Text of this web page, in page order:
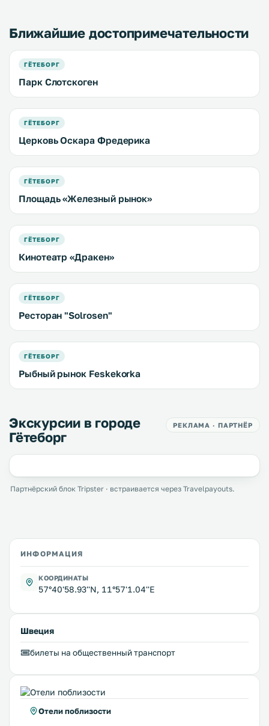
Ближайшие достопримечательности
ГЁТЕБОРГ
Парк Слотскоген
ГЁТЕБОРГ
Церковь Оскара Фредерика
ГЁТЕБОРГ
Площадь «Железный рынок»
ГЁТЕБОРГ
Кинотеатр «Дракен»
ГЁТЕБОРГ
Ресторан "Solrosen"
ГЁТЕБОРГ
Рыбный рынок Feskekorka
Экскурсии в городе
Гётеборг
РЕКЛАМА · ПАРТНЁР
Партнёрский блок Tripster · встраивается через Travelpayouts.
ИНФОРМАЦИЯ
КООРДИНАТЫ
57°40'58.93''N, 11°57'1.04''E
Швеция
билеты на общественный транспорт
Отели поблизости